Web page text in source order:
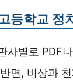
등학교 정
사별로 PDF
면, 비상과